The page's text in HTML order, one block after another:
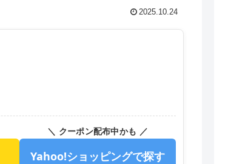
2025.10.24
＼ クーポン配布中かも ／
Yahoo!ショッピングで探す